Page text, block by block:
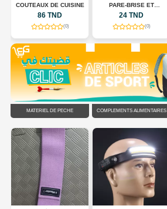
COUTEAUX DE CUISINE
86 TND
(0)
PARE-BRISE ET
RÉTROVISEURS
24 TND
(0)
MATÉRIEL DE PÊCHE COMPLÉMENTS ALIMENTAIRES